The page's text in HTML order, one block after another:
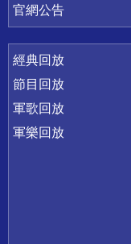
官網公告
經典回放
節目回放
軍歌回放
軍樂回放